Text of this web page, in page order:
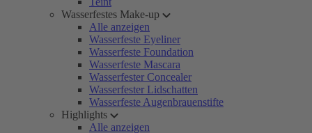
Wasserfestes Make-up
Alle anzeigen
Wasserfeste Eyeliner
Wasserfeste Foundation
Wasserfeste Mascara
Wasserfester Concealer
Wasserfester Lidschatten
Wasserfeste Augenbrauenstifte
Highlights
Alle anzeigen